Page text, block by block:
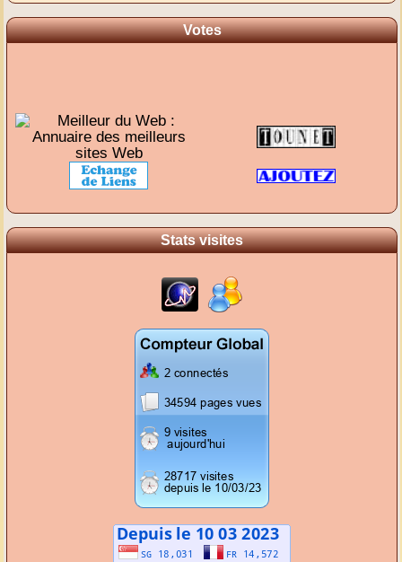
Votes
Stats visites